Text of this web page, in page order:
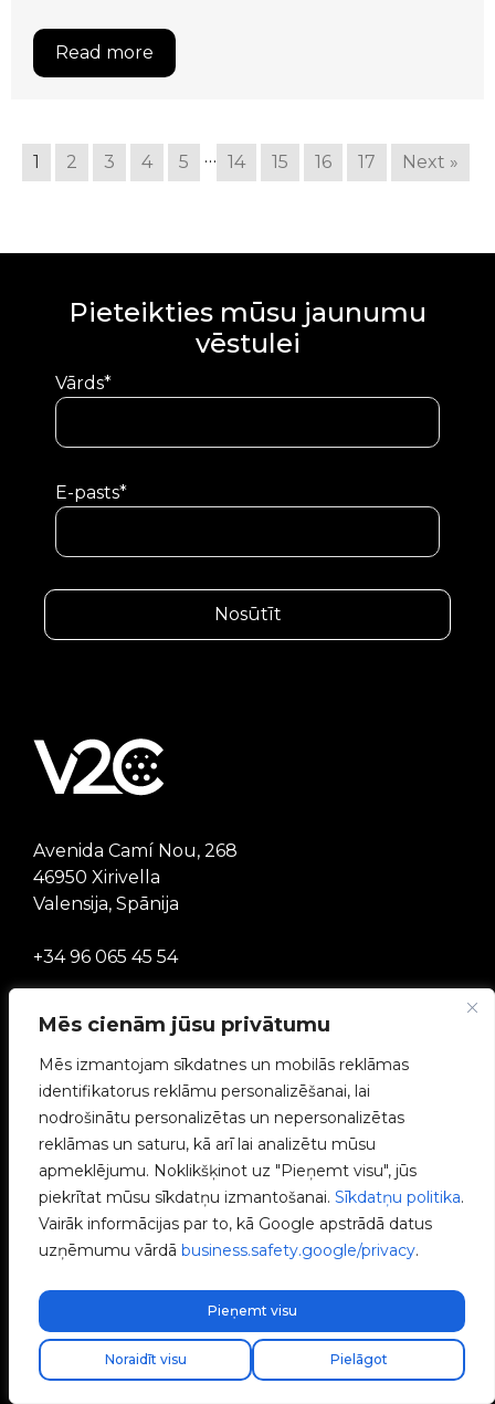
Mēs cienām jūsu privātumu
Mēs izmantojam sīkdatnes un mobilās reklāmas
identifikatorus reklāmu personalizēšanai, lai
nodrošinātu personalizētas un nepersonalizētas
reklāmas un saturu, kā arī lai analizētu mūsu
apmeklējumu. Noklikšķinot uz "Pieņemt visu", jūs
piekrītat mūsu sīkdatņu izmantošanai. Sīkdatņu politika.
Vairāk informācijas par to, kā Google apstrādā datus
uzņēmumu vārdā business.safety.google/privacy.
Pielāgot
Noraidīt visu
Pieņemt visu
Read more
1 2 3 4 5 … 14 15 16 17 Next »
Pieteikties mūsu jaunumu
vēstulei
Vārds*
E-pasts*
Avenida Camí Nou, 268
46950 Xirivella
Valensija, Spānija
+34 96 065 45 54
JURIDISKIE NOTEIKUMI
Privātuma politika
Juridiskais paziņojums
Sīkdatņu politika
Ētikas kanāls
Kvalitātes politika Atrodi savu uzstādītāju